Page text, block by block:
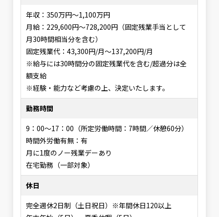
年収：350万円～1,100万円
月給：229,600円～728,200円（固定残業手当として
月30時間相当分を含む）
固定残業代：43,300円/月～137,200円/月
※給与には30時間分の固定残業代を含む/超過分は全
額支給
※経験・能力など考慮の上、決定いたします。
勤務時間
9：00～17：00（所定労働時間：7時間／休憩60分）
時間外労働有無：有
月に1度のノー残業デーあり
在宅勤務（一部対象）
休日
完全週休2日制（土日祝日）※年間休日120以上